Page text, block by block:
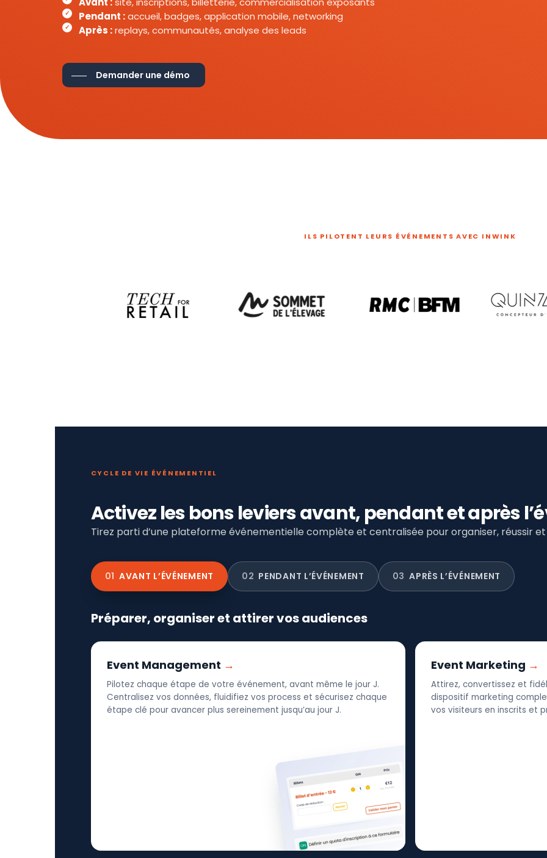
Pendant :accueil, badges, application mobile, networking
Après :replays, communautés, analyse des leads
Demander une démo
ILS PILOTENT LEURS ÉVÉNEMENTS AVEC INWINK
CYCLE DE VIE ÉVÉNEMENTIEL
Activez les bons leviers avant, pendant et après
Tirez parti d’une plateforme événementielle complète et centralisée pour organiser, réussir
01 AVANT L’ÉVÉNEMENT 02 PENDANT L’ÉVÉNEMENT 03 APRÈS L’ÉVÉNEMENT
Préparer, organiser et attirer vos audiences
Event Management
Pilotez chaque étape de votre événement, avant même le jour J.
Centralisez vos données, fluidifiez vos process et sécurisez chaque
étape clé pour avancer plus sereinement jusqu’au jour J.
Event Marketing
Attirez, convertissez et
dispositif marketing
vos visiteurs en inscrits et